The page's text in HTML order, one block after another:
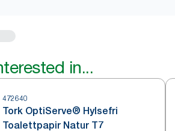
in...
472640
Tork OptiServe® Hylsefri
Toalettpapir Natur T7